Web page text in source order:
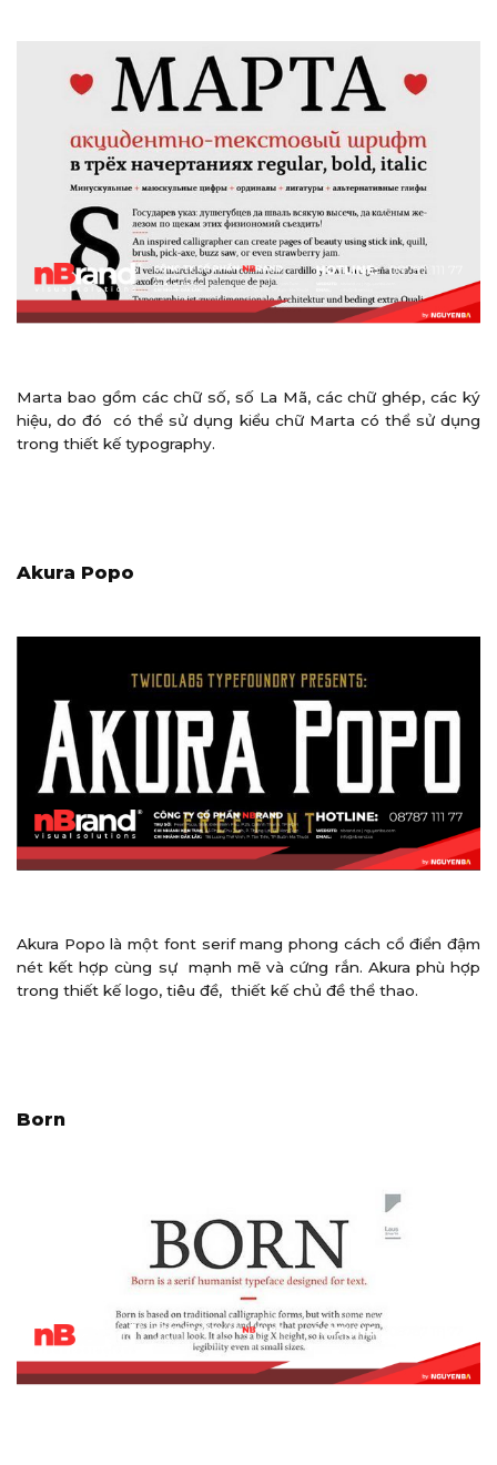
Marta bao gồm các chữ số, số La Mã, các chữ ghép, các ký
hiệu, do đó có thể sử dụng kiểu chữ Marta có thể sử dụng
trong thiết kế typography.
Akura Popo
Akura Popo là một font serif mang phong cách cổ điển đậm
nét kết hợp cùng sự mạnh mẽ và cứng rắn. Akura phù hợp
trong thiết kế logo, tiêu đề, thiết kế chủ đề thể thao.
Born